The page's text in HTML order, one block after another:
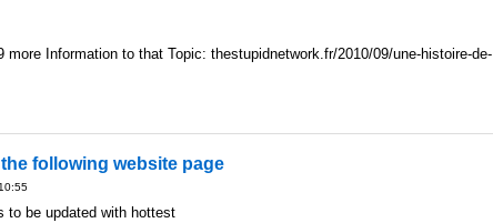
more Information to that Topic: thestupidnetwork.fr/2010/09/une-histoire-de-
following website page
to be updated with hottest